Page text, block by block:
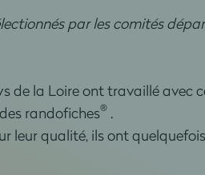
par les comités
de la Loire ont travaillé
randofiches®.
leur qualité, ils ont